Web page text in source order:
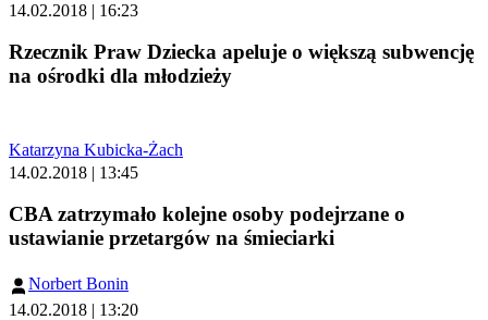
14.02.2018 | 16:23
Rzecznik Praw Dziecka apeluje o większą subwencję
na ośrodki dla młodzieży
Katarzyna Kubicka-Żach
14.02.2018 | 13:45
CBA zatrzymało kolejne osoby podejrzane o
ustawianie przetargów na śmieciarki
Norbert Bonin
14.02.2018 | 13:20